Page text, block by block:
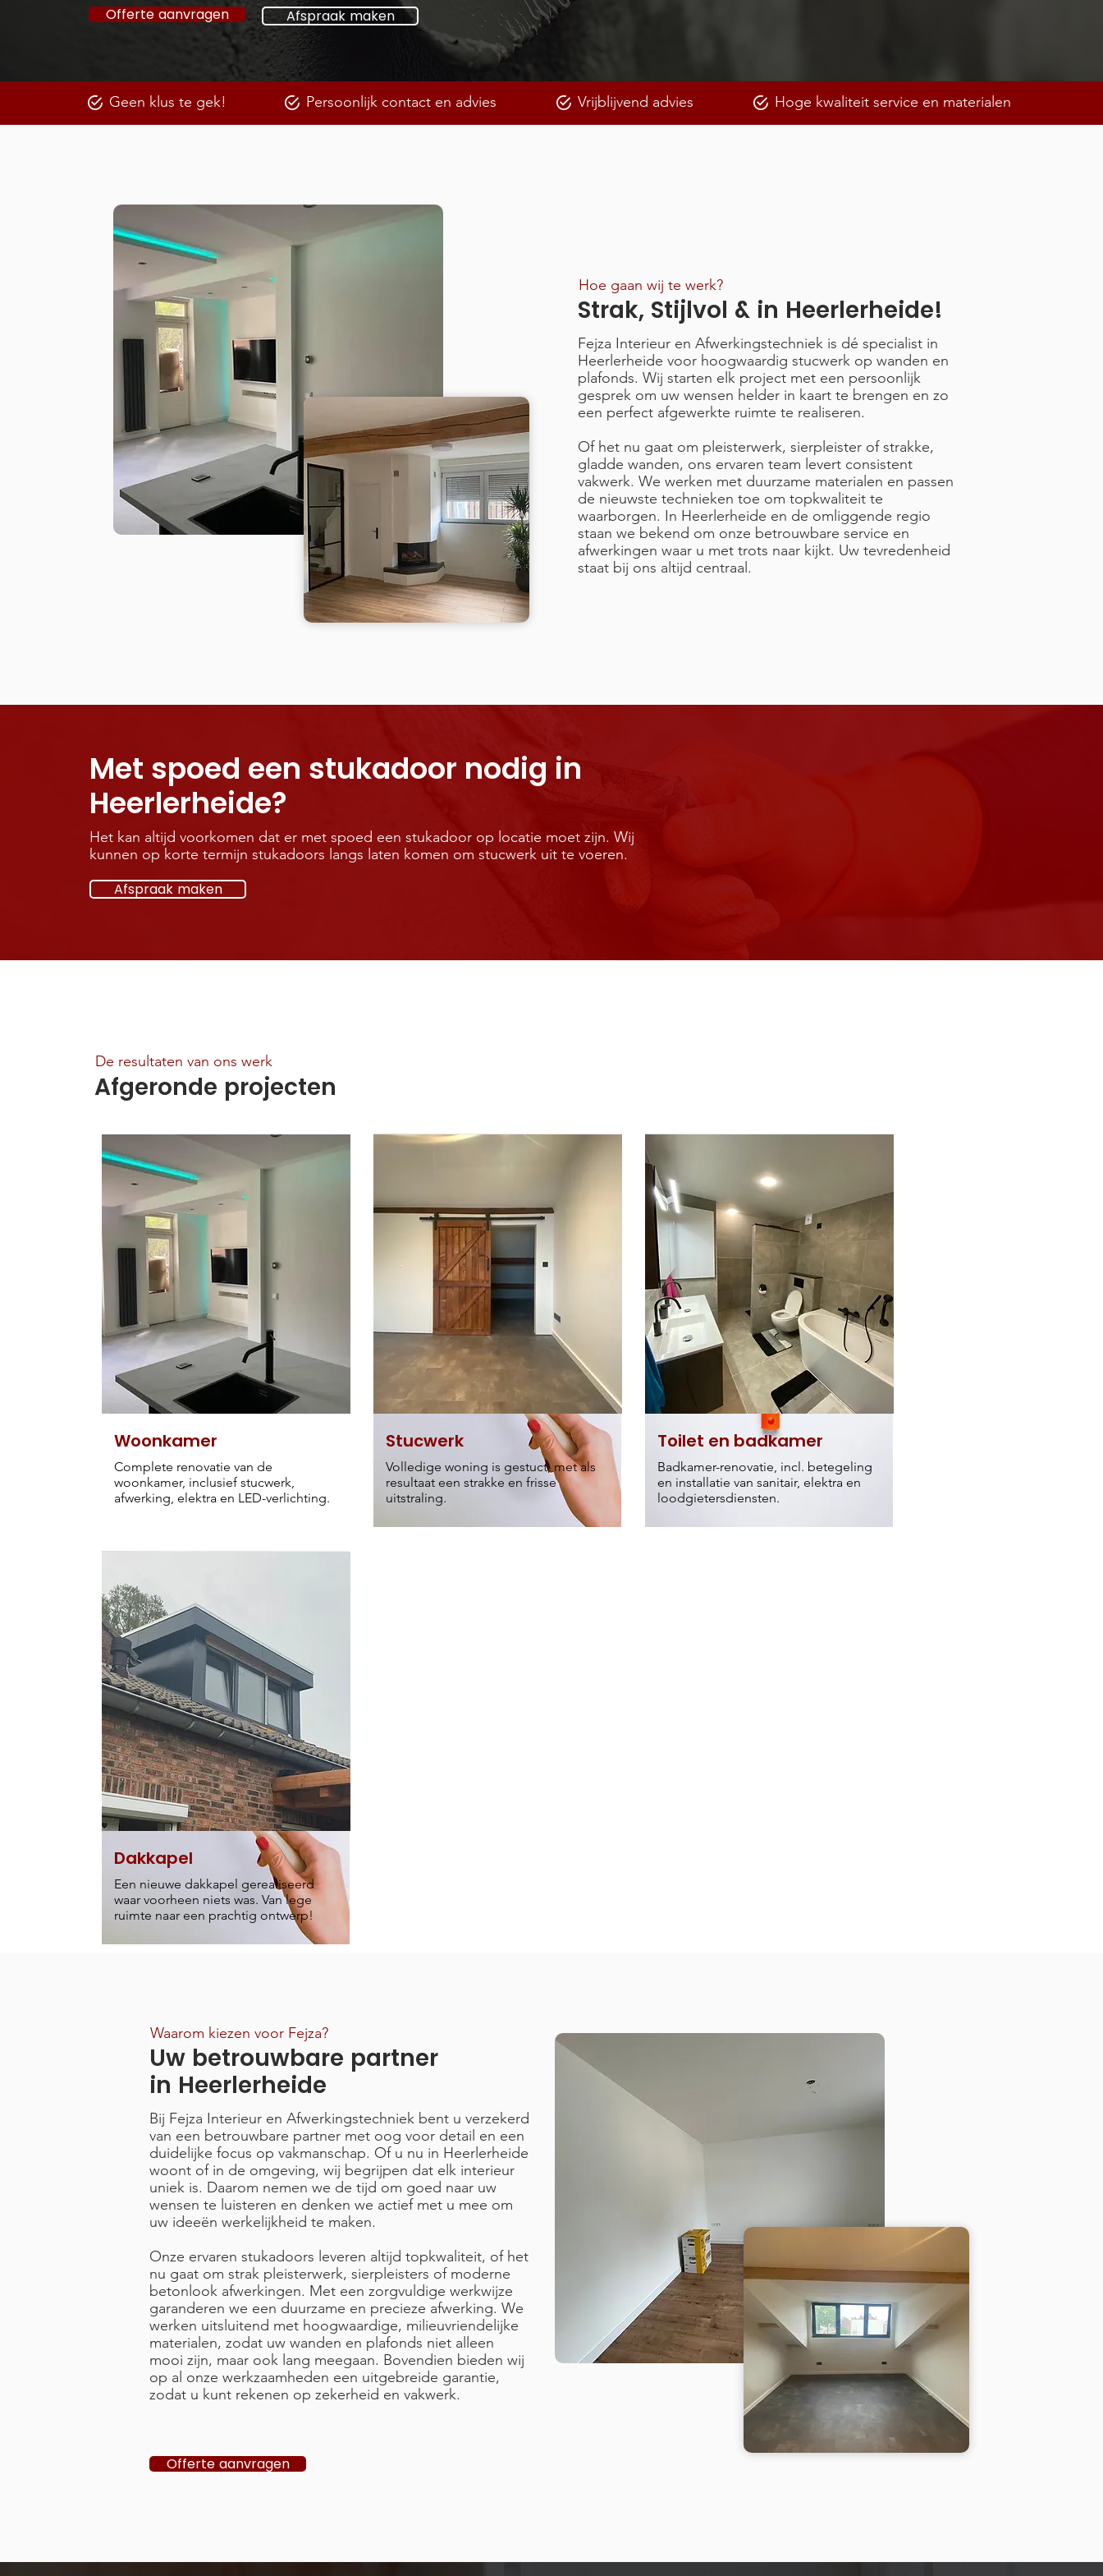
Offerte aanvragen Afspraak maken
Geen klus te gek! Persoonlijk contact en advies Vrijblijvend advies Hoge kwaliteit service en materialen
Hoe gaan wij te werk?
Strak, Stijlvol & in Heerlerheide!
Fejza Interieur en Afwerkingstechniek is dé specialist in
Heerlerheide voor hoogwaardig stucwerk op wanden en
plafonds. Wij starten elk project met een persoonlijk
gesprek om uw wensen helder in kaart te brengen en zo
een perfect afgewerkte ruimte te realiseren.
Of het nu gaat om pleisterwerk, sierpleister of strakke,
gladde wanden, ons ervaren team levert consistent
vakwerk. We werken met duurzame materialen en passen
de nieuwste technieken toe om topkwaliteit te
waarborgen. In Heerlerheide en de omliggende regio
staan we bekend om onze betrouwbare service en
afwerkingen waar u met trots naar kijkt. Uw tevredenheid
staat bij ons altijd centraal.
Met spoed een stukadoor nodig in
Heerlerheide?
Het kan altijd voorkomen dat er met spoed een stukadoor op locatie moet zijn. Wij
kunnen op korte termijn stukadoors langs laten komen om stucwerk uit te voeren.
Afspraak maken
De resultaten van ons werk
Afgeronde projecten
Woonkamer
Complete renovatie van de
woonkamer, inclusief stucwerk,
afwerking, elektra en LED-verlichting.
Stucwerk
Volledige woning is gestuct, met als
resultaat een strakke en frisse
uitstraling.
Toilet en badkamer
Badkamer-renovatie, incl. betegeling
en installatie van sanitair, elektra en
loodgietersdiensten.
Dakkapel
Een nieuwe dakkapel gerealiseerd
waar voorheen niets was. Van lege
ruimte naar een prachtig ontwerp!
Waarom kiezen voor Fejza?
Uw betrouwbare partner
in Heerlerheide
Bij Fejza Interieur en Afwerkingstechniek bent u verzekerd
van een betrouwbare partner met oog voor detail en een
duidelijke focus op vakmanschap. Of u nu in Heerlerheide
woont of in de omgeving, wij begrijpen dat elk interieur
uniek is. Daarom nemen we de tijd om goed naar uw
wensen te luisteren en denken we actief met u mee om
uw ideeën werkelijkheid te maken.
Onze ervaren stukadoors leveren altijd topkwaliteit, of het
nu gaat om strak pleisterwerk, sierpleisters of moderne
betonlook afwerkingen. Met een zorgvuldige werkwijze
garanderen we een duurzame en precieze afwerking. We
werken uitsluitend met hoogwaardige, milieuvriendelijke
materialen, zodat uw wanden en plafonds niet alleen
mooi zijn, maar ook lang meegaan. Bovendien bieden wij
op al onze werkzaamheden een uitgebreide garantie,
zodat u kunt rekenen op zekerheid en vakwerk.
Offerte aanvragen